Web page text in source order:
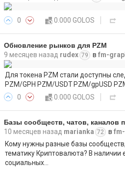
0 0.000 GOLOS
Обновление рынков для PZM
9 месяцев назад rudex 79 в fm-
Для токена PZM стали доступны
PZM/GPH PZM/USDT PZM/gpUSD
0
0.000 GOLOS
Базы сообществ, чатов, каналов
10 месяцев назад marianka 72 в
Кому нужны разные базы
тематику Криптовалюта? В наличии
социальных…